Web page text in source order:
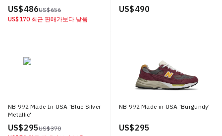
US$ 486US$ 656
US$ 170 최근 판매가보다 낮음
US$ 490
NB 992 Made In USA 'Blue Silver
Metallic'
US$ 295US$ 370
NB 992 Made in USA 'Burgundy'
US$ 295